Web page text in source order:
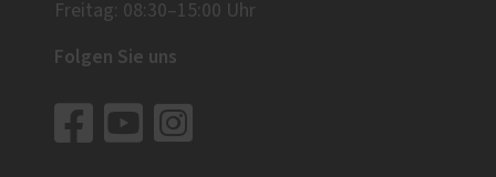
Freitag: 08:30–15:00 Uhr
Folgen Sie uns